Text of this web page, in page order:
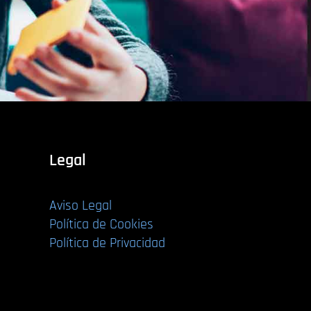
Legal
Aviso Legal
Política de Cookies
Política de Privacidad